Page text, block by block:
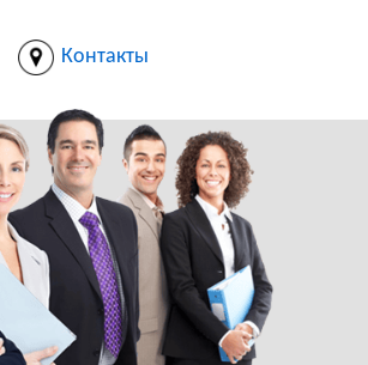
Контакты